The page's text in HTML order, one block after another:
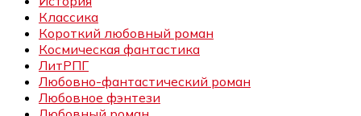
Классика
Короткий любовный роман
Космическая фантастика
ЛитРПГ
Любовно-фантастический роман
Любовное фэнтези